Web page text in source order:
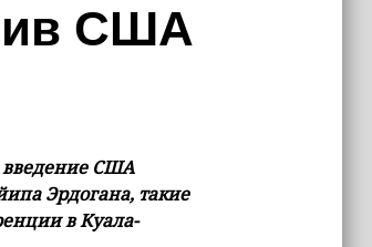
США
введение США
Эрдогана, такие
в Куала-